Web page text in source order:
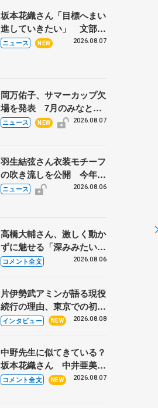
坂本花織さん「目標へまい
進していきたい」 文部科
学省スポーツ表彰式で代表
ニュース NEW 2026.08.07
岡万佑子、サマーカップ欠
場を発表 7月のみなとア
クルス杯は腰痛の影響で
ニュース NEW 2026.08.07
羽生結弦さん衣装モチーフ
の吹き流しを公開 今年は
「春よ、来い」、仙台の瑞
ニュース 2026.08.06
高橋大輔さん、激しく動か
ずに魅せる「深みみたいな
ものは出てきている？」
あい
コメント全文 2026.08.06
片伊勢武アミンが語る現役
続行の理由、東京での初め
ての一人暮らし 注目スケ
インタビュー NEW 2026.08.08
中野先生に似てきている？
坂本花織さん 中井亜美は
クリケットのサマーキャン
コメント全文 NEW 2026.08.07